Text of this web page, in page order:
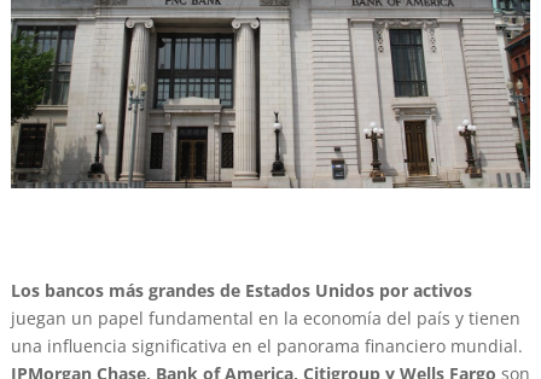
Los bancos más grandes de Estados Unidos por activos
juegan un papel fundamental en la economía del país y tienen
una influencia significativa en el panorama financiero mundial.
JPMorgan Chase, Bank of America, Citigroup y Wells Fargo son